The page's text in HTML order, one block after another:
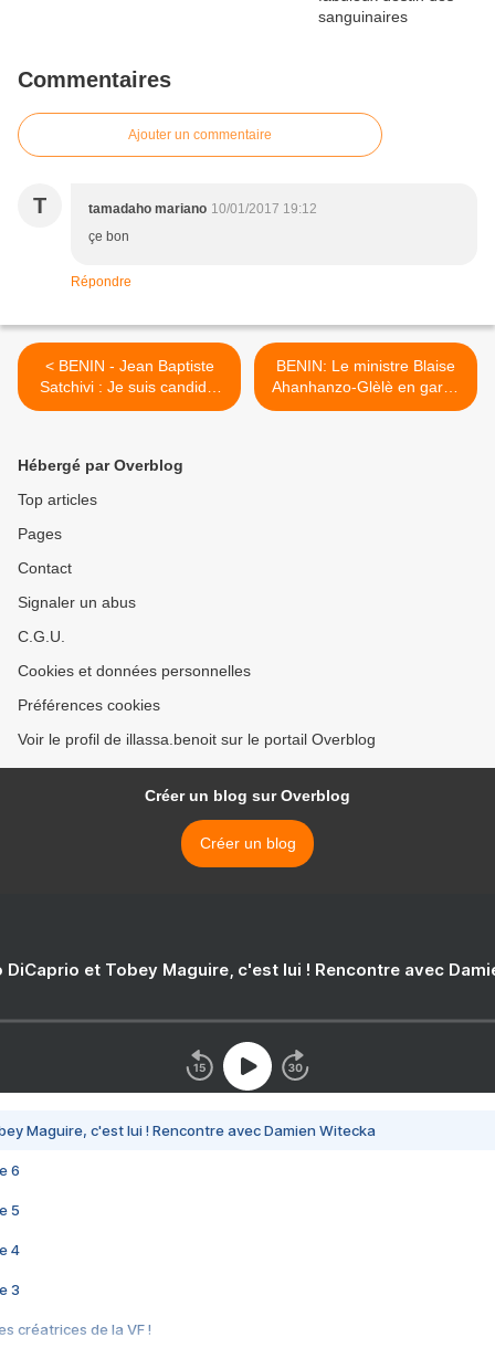
Commentaires
Ajouter un commentaire
T tamadaho mariano 10/01/2017 19:12
çe bon
Répondre
< BENIN - Jean Baptiste
Satchivi : Je suis candidat
pour être élu consulaire et
BENIN: Le ministre Blaise
Ahanhanzo-Glèlè en garde
à vue depuis ce matin >
Hébergé par Overblog
Top articles
Pages
Contact
Signaler un abus
C.G.U.
Cookies et données personnelles
Préférences cookies
Voir le profil de illassa.benoit sur le portail Overblog
Créer un blog sur Overblog
Créer un blog
DiCaprio et Tobey Maguire, c'est lui ! Rencontre avec
Maguire, c'est lui ! Rencontre avec Damien Witecka
6
5
4
3
créatrices de la VF !